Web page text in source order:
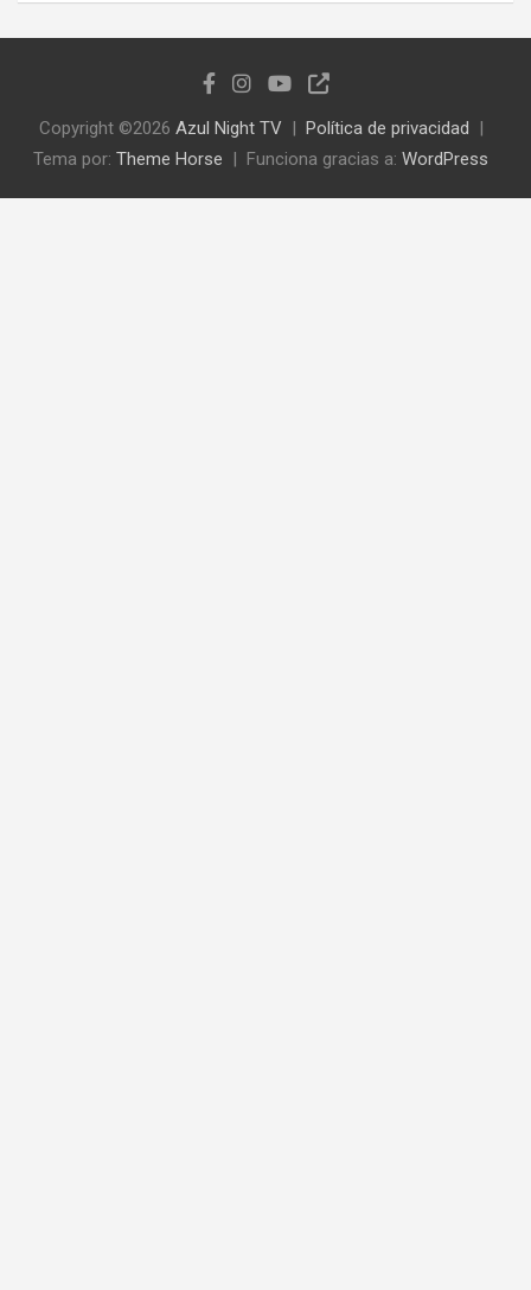
Copyright ©2026 Azul Night TV
Política de privacidad
Tema por: Theme Horse Funciona gracias a: WordPress